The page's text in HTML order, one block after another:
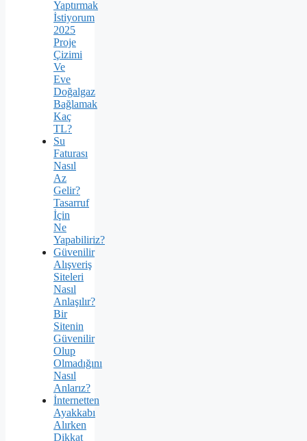
Yaptırmak
İstiyorum
2025
Proje
Çizimi
Ve
Eve
Doğalgaz
Bağlamak
Kaç
TL?
Su
Faturası
Nasıl
Az
Gelir?
Tasarruf
İçin
Ne
Yapabiliriz?
Güvenilir
Alışveriş
Siteleri
Nasıl
Anlaşılır?
Bir
Sitenin
Güvenilir
Olup
Olmadığını
Nasıl
Anlarız?
İnternetten
Ayakkabı
Alırken
Dikkat